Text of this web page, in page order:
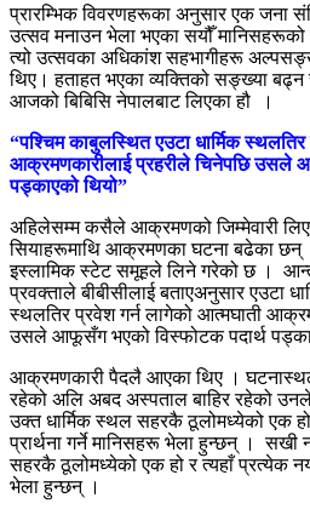
प्रारम्भिक विवरणहरूका अनुसार एक जना
उत्सव मनाउन भेला भएका सयौँ मानिसहरूको
त्यो उत्सवका अधिकांश सहभागीहरू
थिए। हताहत भएका व्यक्तिको सङ्ख्या
आजको बिबिसि नेपालबाट लिएका हौ ।
“पश्चिम काबुलस्थित एउटा धार्मिक
आक्रमणकारीलाई प्रहरीले चिनेपछि उसले
पड्काएको थियो”
अहिलेसम्म कसैले आक्रमणको जिम्मेवारी
सियाहरूमाथि आक्रमणका घटना बढेका छन्
इस्लामिक स्टेट समूहले लिने गरेको छ ।
प्रवक्ताले बीबीसीलाई बताएअनुसार एउटा
स्थलतिर प्रवेश गर्न लागेको आत्मघाती
उसले आफूसँग भएको विस्फोटक पदार्थ
आक्रमणकारी पैदलै आएका थिए ।
रहेको अलि अबद अस्पताल बाहिर रहेको
उक्त धार्मिक स्थल सहरकै ठूलोमध्येको एक हो
प्रार्थना गर्ने मानिसहरू भेला हुन्छन् । सखी
सहरकै ठूलोमध्येको एक हो र त्यहाँ प्रत्येक नयाँ
भेला हुन्छन् ।